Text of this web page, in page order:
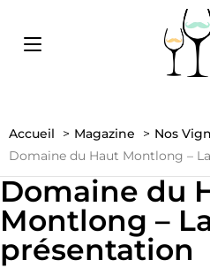
Accueil Magazine
Nos
Domaine du Haut Montlong –
Domaine du
Montlong –
présentation